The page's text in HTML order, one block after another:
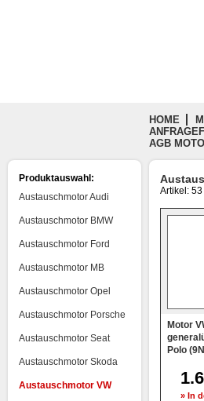
HOME
AGB
Produktauswahl:
Austauschmotor Audi
Austauschmotor BMW
Austauschmotor Ford
Austauschmotor MB
Austauschmotor Opel
Austauschmotor Porsche
Austauschmotor Seat
Austauschmotor Skoda
Austauschmotor VW
Artikel: 53
Motor
Polo
» In